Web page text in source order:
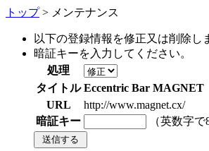
トップ> メンテナンス
以下の登録情報を修正又は削除し
暗証キーを入力してください。
処理
タイトル Eccentric Bar MAGNET
URL
http://www.magnet.cx/
暗証キー
（英数字で